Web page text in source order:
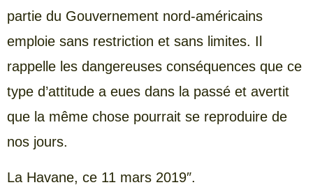
partie du Gouvernement nord-américains
emploie sans restriction et sans limites. Il
rappelle les dangereuses conséquences que ce
type d’attitude a eues dans la passé et avertit
que la même chose pourrait se reproduire de
nos jours.
La Havane, ce 11 mars 2019″.